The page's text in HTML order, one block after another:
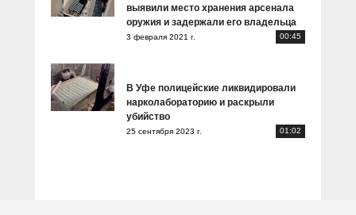
выявили место хранения арсенала
оружия и задержали его владельца
3 февраля 2021 г. 00:45
В Уфе полицейские ликвидировали
нарколабораторию и раскрыли
убийство
25 сентября 2023 г. 01:02